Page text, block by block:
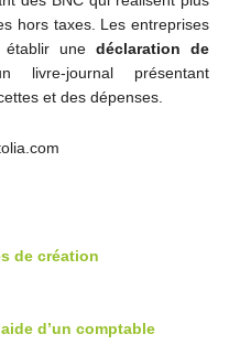
hors taxes. Les entreprises
établir unedéclaration de
journal présentant
et des dépenses.
de création
d’un comptable